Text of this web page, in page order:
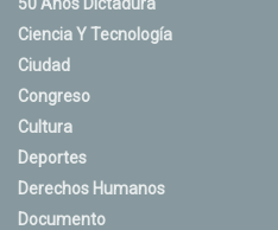
Ciencia Y Tecnología
Ciudad
Congreso
Cultura
Deportes
Derechos Humanos
Documento